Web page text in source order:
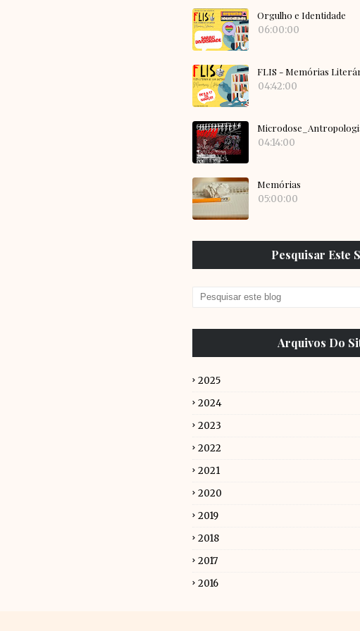
Orgulho e Identidade
06:00:00
FLIS - Memórias
04:42:00
04:14:00
Memórias
05:00:00
Pesquisar Este
Arquivos Do
2025
2024
2023
2022
2021
2020
2019
2018
2017
2016